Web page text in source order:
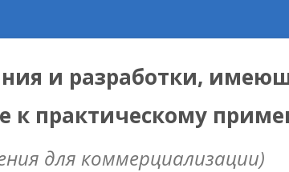
и разработки,
к практическому
для коммерциализации)